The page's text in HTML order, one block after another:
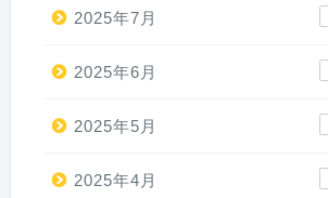
2025年7月
2025年6月
2025年5月
2025年4月